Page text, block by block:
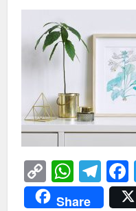
Copy
Link
Share